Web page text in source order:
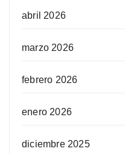
abril 2026
marzo 2026
febrero 2026
enero 2026
diciembre 2025